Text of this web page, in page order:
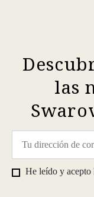
las
He leído y acepto